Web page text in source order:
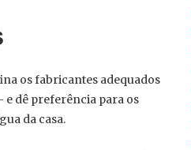
os fabricantes adequados
dê preferência para os
da casa.